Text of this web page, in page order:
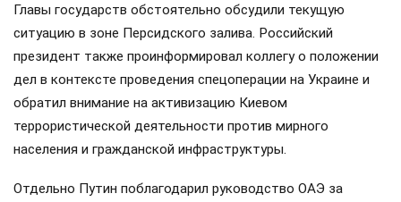
Главы государств обстоятельно обсудили текущую
ситуацию в зоне Персидского залива. Российский
президент также проинформировал коллегу о положении
дел в контексте проведения спецоперации на Украине и
обратил внимание на активизацию Киевом
террористической деятельности против мирного
населения и гражданской инфраструктуры.
Отдельно Путин поблагодарил руководство ОАЭ за